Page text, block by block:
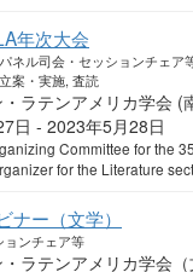
年次大会
ネル司会・セッションチェア
案・実施, 査読
ラテンアメリカ学会 (
日 - 2023年5月28日
Committee for the
for the Literature
ナー（文学）
ョンチェア等
ラテンアメリカ学会（